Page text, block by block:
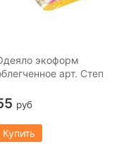
экоформ
арт. Степ
руб
Купить